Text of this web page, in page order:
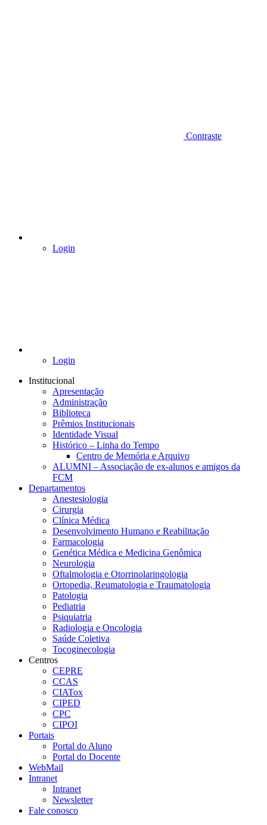
Contraste
Login
Login
Institucional
Apresentação
Administração
Biblioteca
Prêmios Institucionais
Identidade Visual
Histórico – Linha do Tempo
Centro de Memória e Arquivo
ALUMNI – Associação de ex-alunos e amigos da
FCM
Departamentos
Anestesiologia
Cirurgia
Clínica Médica
Desenvolvimento Humano e Reabilitação
Farmacologia
Genética Médica e Medicina Genômica
Neurologia
Oftalmologia e Otorrinolaringologia
Ortopedia, Reumatologia e Traumatologia
Patologia
Pediatria
Psiquiatria
Radiologia e Oncologia
Saúde Coletiva
Tocoginecologia
Centros
CEPRE
CCAS
CIATox
CIPED
CPC
CIPOI
Portais
Portal do Aluno
Portal do Docente
WebMail
Intranet
Intranet
Newsletter
Fale conosco